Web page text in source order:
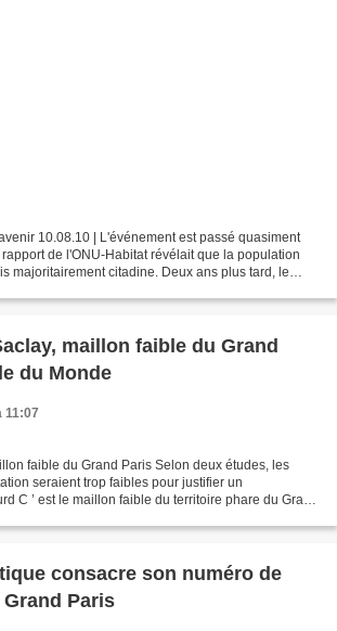
10.08.10 | L'événement est passé quasiment
de l'ONU-Habitat révélait que la population
majoritairement citadine. Deux ans plus tard, le
maillon faible du Grand
du Monde
11:07
faible du Grand Paris Selon deux études, les
seraient trop faibles pour justifier un
C ’ est le maillon faible du territoire phare du Grand
consacre son numéro de
Paris